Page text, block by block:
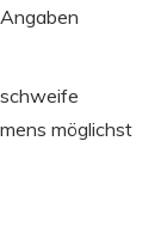
möglichst